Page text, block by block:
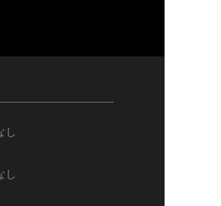
し
し